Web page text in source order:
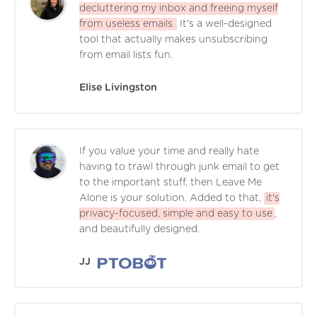
decluttering my inbox and freeing myself
from useless emails.
It's a well-designed
tool that actually makes unsubscribing
from email lists fun.
Elise Livingston
If you value your time and really hate
having to trawl through junk email to get
to the important stuff, then Leave Me
Alone is your solution. Added to that,
it's
privacy-focused, simple and easy to use
and beautifully designed.
JJ